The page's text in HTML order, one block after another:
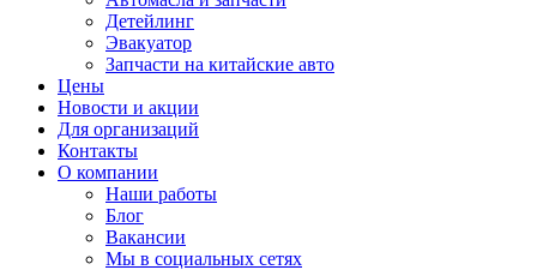
Детейлинг
Эвакуатор
Запчасти на китайские авто
Цены
Новости и акции
Для организаций
Контакты
О компании
Наши работы
Блог
Вакансии
Мы в социальных сетях